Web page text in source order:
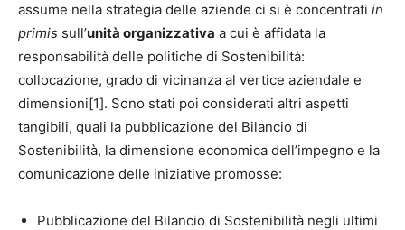
assume nella strategia delle aziende ci si è concentrati in
primis sull’unità organizzativa a cui è affidata la
responsabilità delle politiche di Sostenibilità:
collocazione, grado di vicinanza al vertice aziendale e
dimensioni[1]. Sono stati poi considerati altri aspetti
tangibili, quali la pubblicazione del Bilancio di
Sostenibilità, la dimensione economica dell’impegno e la
comunicazione delle iniziative promosse:
Pubblicazione del Bilancio di Sostenibilità negli ultimi